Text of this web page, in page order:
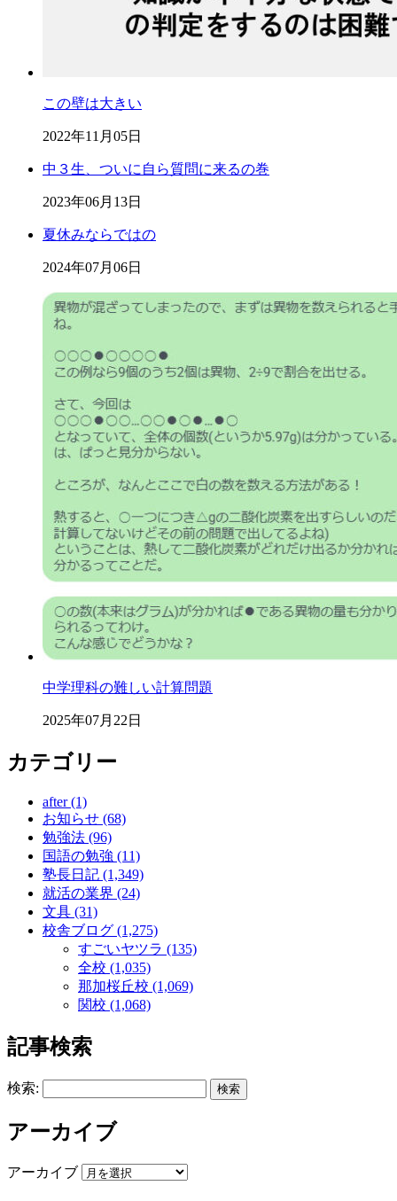
この壁は大きい
2022年11月05日
中３生、ついに自ら質問に来るの巻
2023年06月13日
夏休みならではの
2024年07月06日
中学理科の難しい計算問題
2025年07月22日
カテゴリー
after (1)
お知らせ (68)
勉強法 (96)
国語の勉強 (11)
塾長日記 (1,349)
就活の業界 (24)
文具 (31)
校舎ブログ (1,275)
すごいヤツラ (135)
全校 (1,035)
那加桜丘校 (1,069)
関校 (1,068)
記事検索
検索:
アーカイブ
アーカイブ